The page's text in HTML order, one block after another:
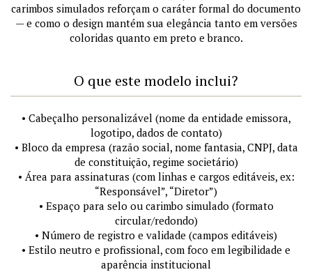
carimbos simulados reforçam o caráter formal do documento
— e como o design mantém sua elegância tanto em versões
coloridas quanto em preto e branco.
O que este modelo inclui?
• Cabeçalho personalizável (nome da entidade emissora,
logotipo, dados de contato)
• Bloco da empresa (razão social, nome fantasia, CNPJ, data
de constituição, regime societário)
• Área para assinaturas (com linhas e cargos editáveis, ex:
“Responsável”, “Diretor”)
• Espaço para selo ou carimbo simulado (formato
circular/redondo)
• Número de registro e validade (campos editáveis)
• Estilo neutro e profissional, com foco em legibilidade e
aparência institucional